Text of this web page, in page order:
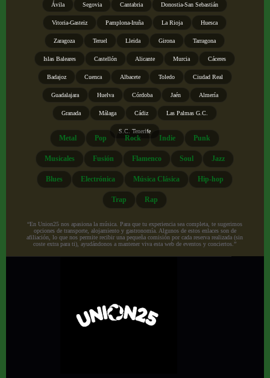
Ávila Segovia Cantabria Donostia-San Sebastián
Vitoria-Gasteiz Pamplona-Iruña La Rioja Huesca
Zaragoza Teruel Lleida Girona Tarragona
Islas Baleares Castellón Alicante Murcia Cáceres
Badajoz Cuenca Albacete Toledo Ciudad Real
Guadalajara Huelva Córdoba Jaén Almería
Granada Málaga Cádiz Las Palmas G.C.
S.C. Tenerife
Metal Pop Rock Indie Punk
Musicales Fusión Flamenco Soul Jazz
Blues Electrónica Música Clásica Hip-hop
Trap Rap
“En Union25 nos apasiona la música. Para que tu experiencia sea completa, te sugerimos
opciones de transporte, alojamiento y gastronomía. Algunos de estos enlaces son de
afiliación, lo que nos permite recibir una pequeña comisión por cada reserva realizada (sin
coste extra para ti), ayudándonos a mantener viva esta web de eventos y conciertos.”